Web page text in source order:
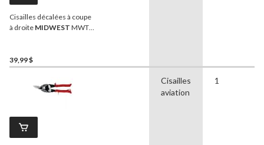
Cisailles décalées à coupe
à droite MIDWEST MWT-
Kush'n-Power à prise
confortable
39,99 $
Cisailles
aviation
1